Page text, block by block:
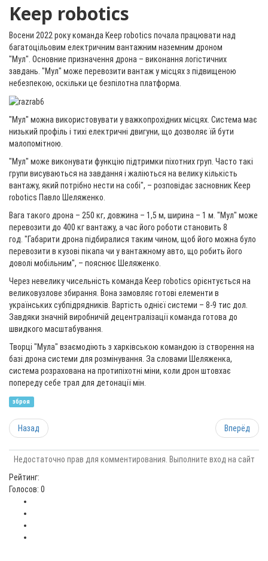
Keep robotics
Восени 2022 року команда Keep robotics почала працювати над
багатоцільовим електричним вантажним наземним дроном
"Мул". Основние призначення дрона – виконання логістичних
завдань. "Мул" може перевозити вантаж у місцях з підвищеною
небезпекою, оскільки це безпілотна платформа.
"Мул" можна використовувати у важкопрохідних місцях. Система має
низький профіль і тихі електричні двигуни, що дозволяє їй бути
малопомітною.
"Мул" може виконувати функцію підтримки піхотних груп. Часто такі
групи висуваються на завдання і жаліються на велику кількість
вантажу, який потрібно нести на собі", – розповідає засновник Keep
robotics Павло Шеляженко.
Вага такого дрона – 250 кг, довжина – 1,5 м, ширина – 1 м. "Мул" може
перевозити до 400 кг вантажу, а час його роботи становить 8
год. "Габарити дрона підбиралися таким чином, щоб його можна було
перевозити в кузові пікапа чи у вантажному авто, що робить його
доволі мобільним", – пояснює Шеляженко.
Через невелику чисельність команда Keep robotics орієнтується на
великовузлове збирання. Вона замовляє готові елементи в
українських субпідрядників. Вартість однієї системи – 8-9 тис дол.
Завдяки значній виробничій децентралізації команда готова до
швидкого масштабування.
Творці "Мула" взаємодіють з харківською командою із створення на
базі дрона системи для розмінування. За словами Шеляженка,
система розрахована на протипіхотні міни, коли дрон штовхає
попереду себе трал для детонації мін.
зброя
Назад Вперёд
Недостаточно прав для комментирования. Выполните вход на сайт
Рейтинг:
Голосов: 0